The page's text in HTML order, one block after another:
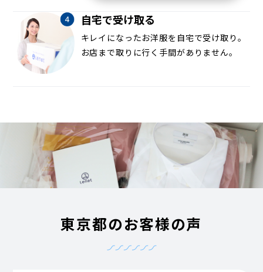
自宅で受け取る
キレイになったお洋服を自宅で受け取り。
お店まで取りに行く手間がありません。
東京都のお客様の声